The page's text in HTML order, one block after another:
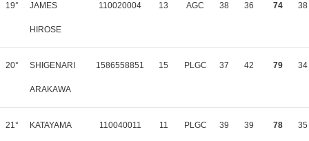
19° JAMES
HIROSE
110020004 13 AGC 38 36 74 38
20° SHIGENARI
ARAKAWA
1586558851 15 PLGC 37 42 79 34
21° KATAYAMA 110040011 11 PLGC 39 39 78 35